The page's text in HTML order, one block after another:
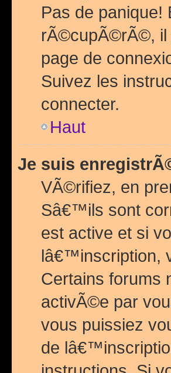
Pas de panique!
rÃ©cupÃ©rÃ©, il
page de
Suivez les
connecter.
Haut
Je suis
VÃ©rifiez, en
Sâ€™ils sont
est active et si
lâ€™inscription,
Certains forums
activÃ©e par
vous puissiez
de